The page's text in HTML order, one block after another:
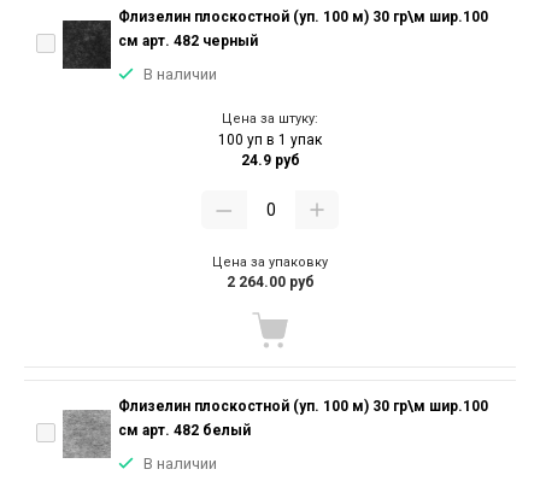
Флизелин плоскостной (уп. 100 м) 30 гр\м шир.100
см арт. 482 черный
В наличии
Цена за штуку:
100 уп в 1 упак
24.9 руб
Цена за упаковку
2 264.00 руб
Флизелин плоскостной (уп. 100 м) 30 гр\м шир.100
см арт. 482 белый
В наличии